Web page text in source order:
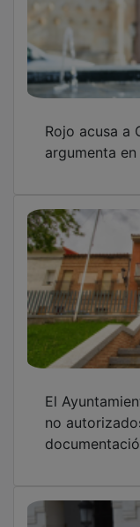
argumenta en
no